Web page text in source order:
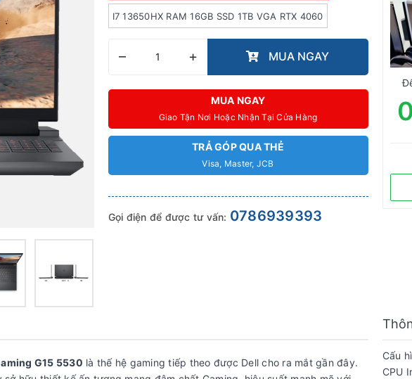
I7 13650HX RAM 16GB SSD 1TB VGA RTX 4060
– + MUA NGAY
MUA NGAY
Giao Tận Nơi Hoặc Nhận Tại Cửa Hàng
TRẢ GÓP QUA THẺ
Visa, Master, JCB
Gọi điện để được tư vấn: 0786939393
G15 5530 là thế hệ gaming tiếp theo được Dell cho ra mắt gần đây.
Cấu
CPU